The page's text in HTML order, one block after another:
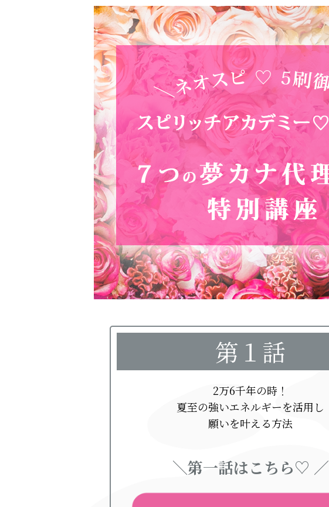
第１話
2万6千年の時！
夏至の強いエネルギーを活用し
願いを叶える方法
＼第一話はこちら♡ ／